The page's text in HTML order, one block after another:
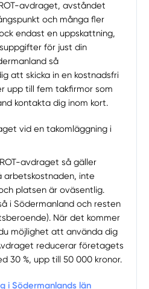
avdraget, avståndet
och många fler
endast en uppskattning,
för just din
så
att skicka in en kostnadsfri
upp till fem takfirmor som
kontakta dig inom kort.
vid en takomläggning i
avdraget så gäller
inte
platsen är oväsentlig.
i Södermanland och resten
När det kommer
möjlighet att använda dig
reducerar företagets
30 %, upp till 50 000 kronor.
i Södermanlands län